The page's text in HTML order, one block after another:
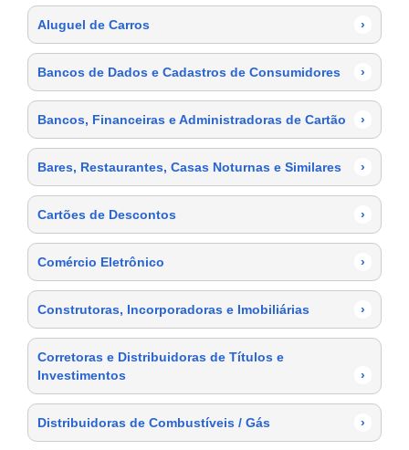
Aluguel de Carros ›
Bancos de Dados e Cadastros de Consumidores ›
Bancos, Financeiras e Administradoras de Cartão ›
Bares, Restaurantes, Casas Noturnas e Similares ›
Cartões de Descontos ›
Comércio Eletrônico ›
Construtoras, Incorporadoras e Imobiliárias ›
Corretoras e Distribuidoras de Títulos e
Investimentos
›
Distribuidoras de Combustíveis / Gás ›